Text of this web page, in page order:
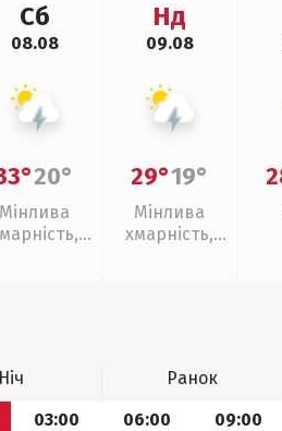
Сб
08.08
20°
Мінлива
Нд
09.08
29°19°
Мінлива
хмарність,
Ніч Ранок
03:00 06:00 09:00